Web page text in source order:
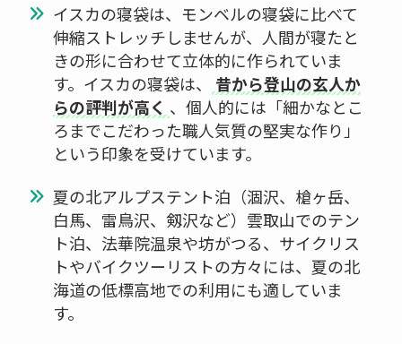
イスカの寝袋は、モンベルの寝袋に比べて
伸縮ストレッチしませんが、人間が寝たと
きの形に合わせて立体的に作られていま
す。イスカの寝袋は、
昔から登山の玄人か
らの評判が高く 、個人的には「細かなとこ
ろまでこだわった職人気質の堅実な作り」
という印象を受けています。
夏の北アルプステント泊（涸沢、槍ヶ岳、
白馬、雷鳥沢、剱沢など）雲取山でのテン
ト泊、法華院温泉や坊がつる、サイクリス
トやバイクツーリストの方々には、夏の北
海道の低標高地での利用にも適していま
す。